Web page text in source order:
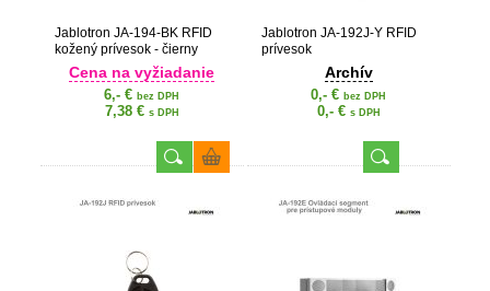
Jablotron JA-194-BK RFID
kožený prívesok - čierny
Cena na vyžiadanie
6,- € bez DPH
7,38 € s DPH
Jablotron JA-192J-Y RFID
prívesok
Archív
0,- € bez DPH
0,- € s DPH